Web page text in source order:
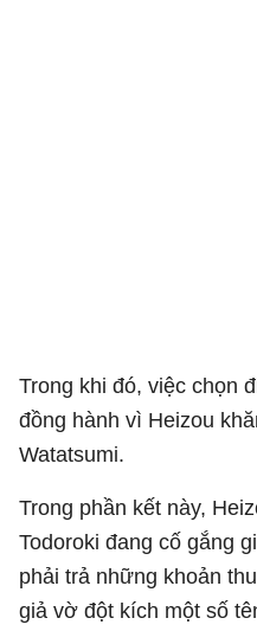
Trong khi đó, việc chọn
đồng hành vì Heizou
Watatsumi.
Trong phần kết này,
Todoroki đang cố gắng
phải trả những khoản
giả vờ đột kích một số